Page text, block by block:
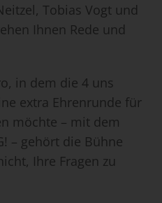
Tobias Vogt und
Ihnen Rede und
in dem die 4 uns
extra Ehrenrunde für
möchte – mit dem
– gehört die Bühne
Ihre Fragen zu